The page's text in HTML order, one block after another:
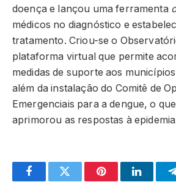
doença e lançou uma ferramenta
médicos no diagnóstico e
tratamento. Criou-se o
plataforma virtual que permite
medidas de suporte aos
além da instalação do Comitê de
Emergenciais para a dengue, o
aprimorou as respostas à
FacebookTwitter PinterestLinkedIn